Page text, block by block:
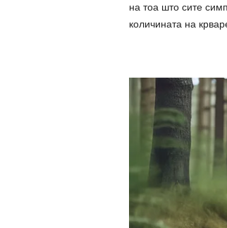
на тоа што сите
количината на